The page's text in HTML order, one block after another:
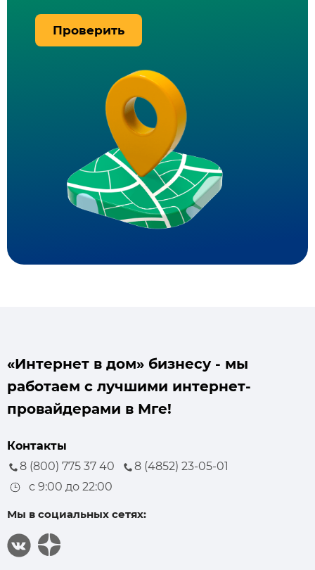
Проверить
«Интернет в дом» бизнесу - мы
работаем с лучшими интернет-
провайдерами в Мге!
Контакты
8 (800) 775 37 40
8 (4852) 23-05-01
с 9:00 до 22:00
Мы в социальных сетях: